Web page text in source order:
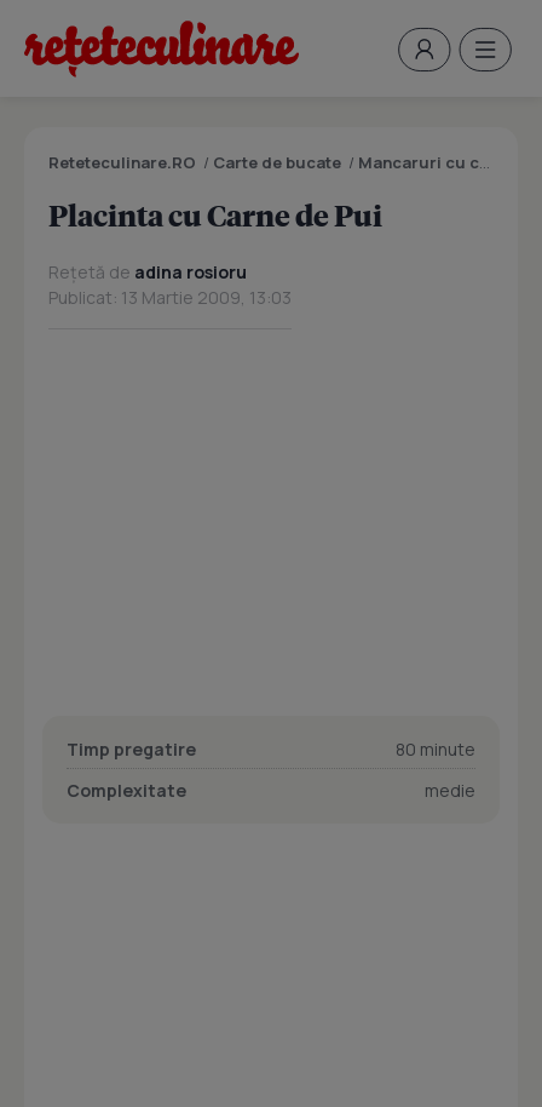
Reteteculinare.RO / Carte de bucate / Mancaruri cu carne
Placinta cu Carne de Pui
Rețetă de adina rosioru
Publicat: 13 Martie 2009, 13:03
Timp pregatire
80 minute
Complexitate
medie